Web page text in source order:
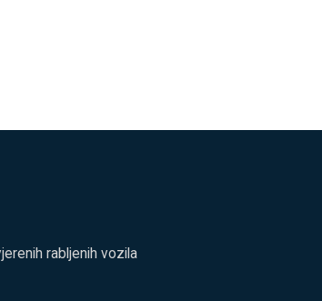
rabljenih vozila